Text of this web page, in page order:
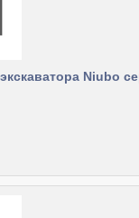
Niubo